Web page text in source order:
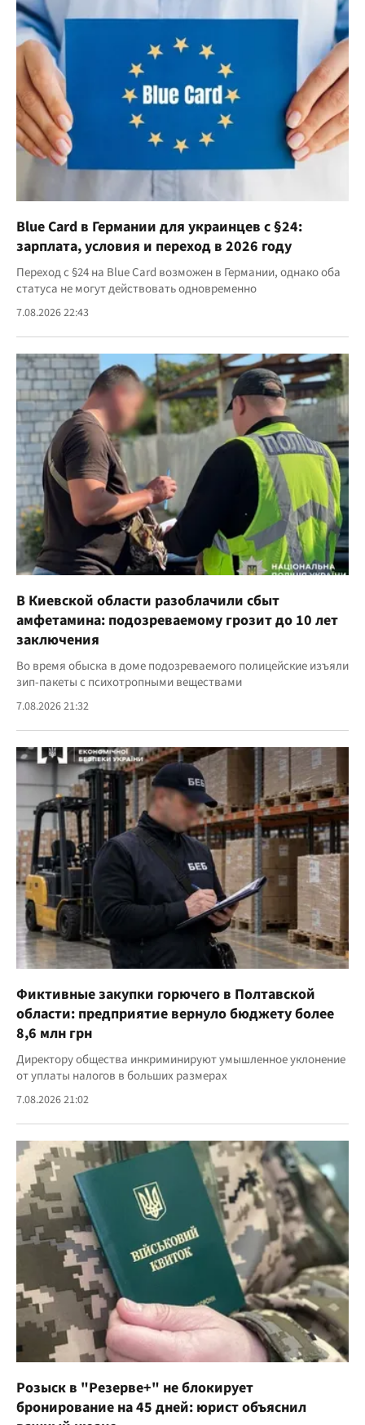
Blue Card в Германии для украинцев с §24:
зарплата, условия и переход в 2026 году
Переход с §24 на Blue Card возможен в Германии, однако оба
статуса не могут действовать одновременно
7.08.2026 22:43
В Киевской области разоблачили сбыт
амфетамина: подозреваемому грозит до 10 лет
заключения
Во время обыска в доме подозреваемого полицейские изъяли
зип-пакеты с психотропными веществами
7.08.2026 21:32
Фиктивные закупки горючего в Полтавской
области: предприятие вернуло бюджету более
8,6 млн грн
Директору общества инкриминируют умышленное уклонение
от уплаты налогов в больших размерах
7.08.2026 21:02
Розыск в "Резерве+" не блокирует
бронирование на 45 дней: юрист объяснил